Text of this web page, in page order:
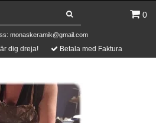
0
monaskeramik@gmail.com
dig dreja! Betala med Faktura